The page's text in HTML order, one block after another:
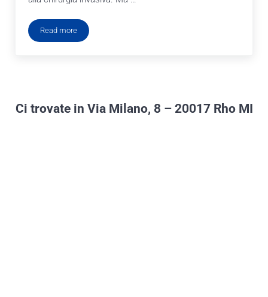
Read moreFiller zigomi Rho
Ci trovate in Via Milano, 8 – 20017 Rho MI